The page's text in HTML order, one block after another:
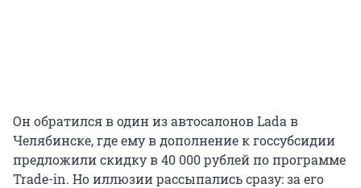
Он обратился в один из автосалонов Lada в
Челябинске, где ему в дополнение к госсубсидии
предложили скидку в 40 000 рублей по программе
Trade-in. Но иллюзии рассыпались сразу: за его